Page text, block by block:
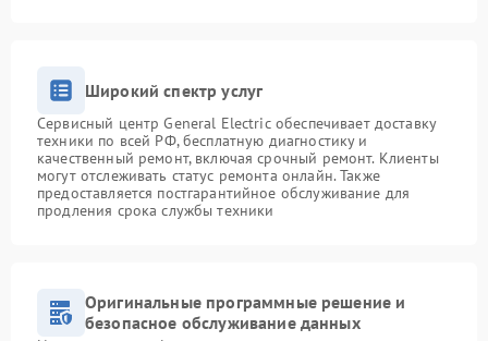
Широкий спектр услуг
Сервисный центр General Electric обеспечивает доставку
техники по всей РФ, бесплатную диагностику и
качественный ремонт, включая срочный ремонт. Клиенты
могут отслеживать статус ремонта онлайн. Также
предоставляется постгарантийное обслуживание для
продления срока службы техники
Оригинальные программные решение и
безопасное обслуживание данных